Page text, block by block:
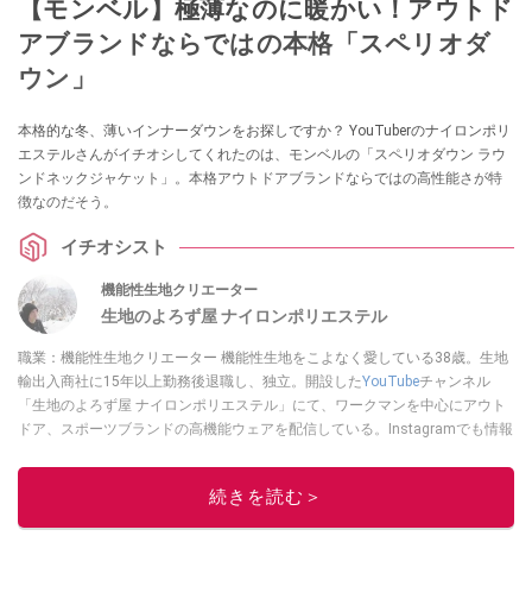
【モンベル】極薄なのに暖かい！アウトド
アブランドならではの本格「スペリオダ
ウン」
本格的な冬、薄いインナーダウンをお探しですか？ YouTuberのナイロンポリ
エステルさんがイチオシしてくれたのは、モンベルの「スペリオダウン ラウ
ンドネックジャケット」。本格アウトドアブランドならではの高性能さが特
徴なのだそう。
イチオシスト
機能性生地クリエーター
生地のよろず屋 ナイロンポリエステル
職業：機能性生地クリエーター 機能性生地をこよなく愛している38歳。生地
輸出入商社に15年以上勤務後退職し、独立。開設したYouTubeチャンネル
「生地のよろず屋 ナイロンポリエステル」にて、ワークマンを中心にアウト
ドア、スポーツブランドの高機能ウェアを配信している。Instagramでも情報
このイチオシストの他の記事を読む
続きを読む＞